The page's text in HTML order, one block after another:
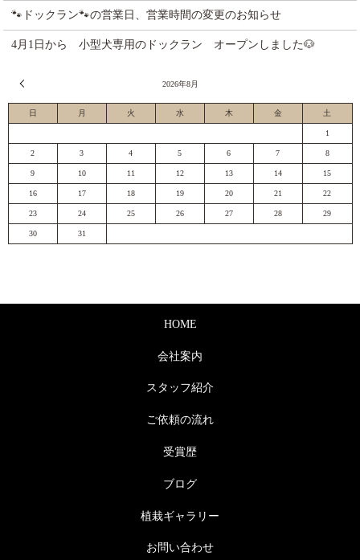
🐾ドックラン🐾の営業日、営業時間の変更のお知らせ
4月1日から 小型犬専用のドックラン オープンしました🐶
2026年8月
日 月 火 水 木 金 土
1
2 3 4 5 6 7 8
9 10 11 12 13 14 15
16 17 18 19 20 21 22
23 24 25 26 27 28 29
30 31
HOME
会社案内
スタッフ紹介
ご依頼の流れ
受賞歴
ブログ
植栽ギャラリー
お問い合わせ